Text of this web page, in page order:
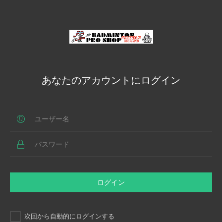
あなたのアカウントにログイン
ログイン
次回から自動的にログインする